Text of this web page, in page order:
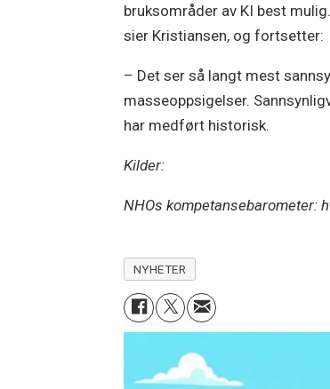
bruksområder av KI best
sier Kristiansen, og fortsetter:
– Det ser så langt mest
masseoppsigelser.
har medført historisk.
Kilder:
NHOs kompetansebarometer:
NYHETER